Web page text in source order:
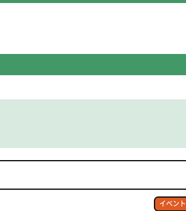
イベント